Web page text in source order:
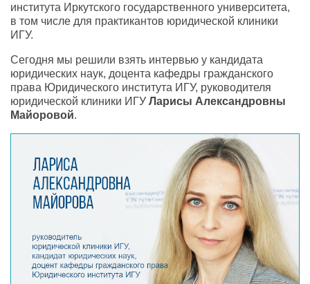
института Иркутского государственного университета,
в том числе для практикантов юридической клиники
ИГУ.
Сегодня мы решили взять интервью у кандидата
юридических наук, доцента кафедры гражданского
права Юридического института ИГУ, руководителя
юридической клиники ИГУ Ларисы Александровны
Майоровой.